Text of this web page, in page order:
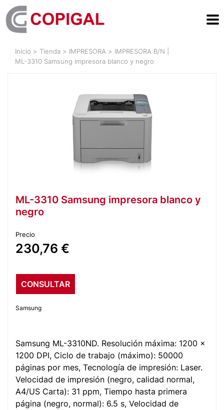
Inicio > Tienda > IMPRESORA > IMPRESORA B/N
ML-3310 Samsung impresora blanco y negro
ML-3310 Samsung impresora blanco y
negro
Precio
230,76 €
CONSULTAR
Samsung
Samsung ML-3310ND. Resolución máxima: 1200 x
1200 DPI, Ciclo de trabajo (máximo): 50000
páginas por mes, Tecnología de impresión: Laser.
Velocidad de impresión (negro, calidad normal,
A4/US Carta): 31 ppm, Tiempo hasta primera
página (negro, normal): 6.5 s, Velocidad de